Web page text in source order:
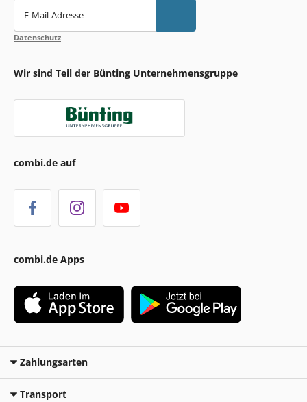
E-Mail-Adresse
Datenschutz
Wir sind Teil der Bünting Unternehmensgruppe
combi.de auf
combi.de Apps
Zahlungsarten
Transport